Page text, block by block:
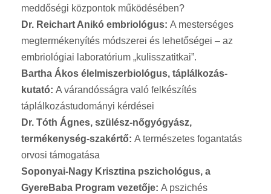
meddőségi központok működésében?
Dr. Reichart Anikó embriológus: A mesterséges
megtermékenyítés módszerei és lehetőségei – az
embriológiai laboratórium „kulisszatitkai”.
Bartha Ákos élelmiszerbiológus, táplálkozás-
kutató: A várandósságra való felkészítés
táplálkozástudományi kérdései
Dr. Tóth Ágnes, szülész-nőgyógyász,
termékenység-szakértő: A természetes fogantatás
orvosi támogatása
Soponyai-Nagy Krisztina pszichológus, a
GyereBaba Program vezetője: A pszichés